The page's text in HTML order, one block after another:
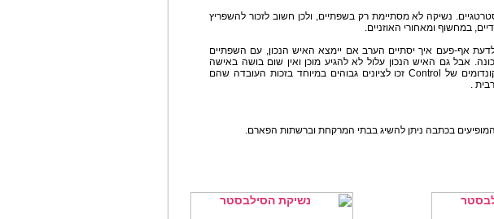
נשיקה לא מסתיימת רק בשפתיים, ולכן חשוב לזכור להשפריץ
במחשוף ומאחורי האוזניים.
אף-פעם איך יסתיים הערב אם יימצא האיש הנכון, עם השפתיים
אבל גם האיש הנכון עלול לא להגיע מוכן ואין שום בושה באישה
הדואגת לעצמה. הקונדומים של Control זכו לציונים גבוהים במיוחד בזכות העובדה שהם
.
בכתבה ניתן להשיג בבתי המרקחת וברשתות הפארם.